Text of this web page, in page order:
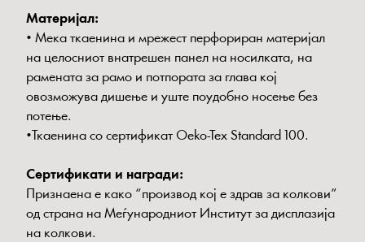
Материјал:
• Мека ткаенина и мрежест перфориран материјал
на целосниот внатрешен панел на носилката, на
рамената за рамо и потпората за глава кој
овозможува дишење и уште поудобно носење без
потење.
•Ткаенина со сертификат Oeko-Tex Standard 100.
Сeртификати и награди:
Признаена е како “производ кој е здрав за колкови”
од страна на Меѓународниот Институт за дисплазија
на колкови.